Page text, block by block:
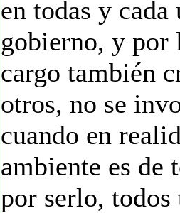
en todas y cada
gobierno, y por
cargo también
otros, no se
cuando en
ambiente es de
por serlo,